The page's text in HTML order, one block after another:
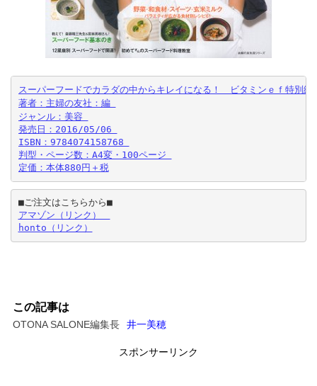
スーパーフードでカラダの中からキレイになる！　ビタミンｅｆ特別
発売日：2016/05/06
ISBN：9784074158768
判型・ページ数：A4変・100ページ
定価：本体880円＋税
■ご注文はこちらから■
アマゾン（リンク）
honto（リンク）
この記事は
OTONA SALONE編集長 井一美穂
スポンサーリンク